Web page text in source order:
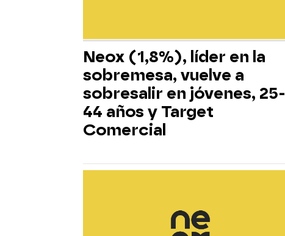
Neox (1,8%), líder en la
sobremesa, vuelve a
sobresalir en jóvenes, 25-
44 años y Target
Comercial